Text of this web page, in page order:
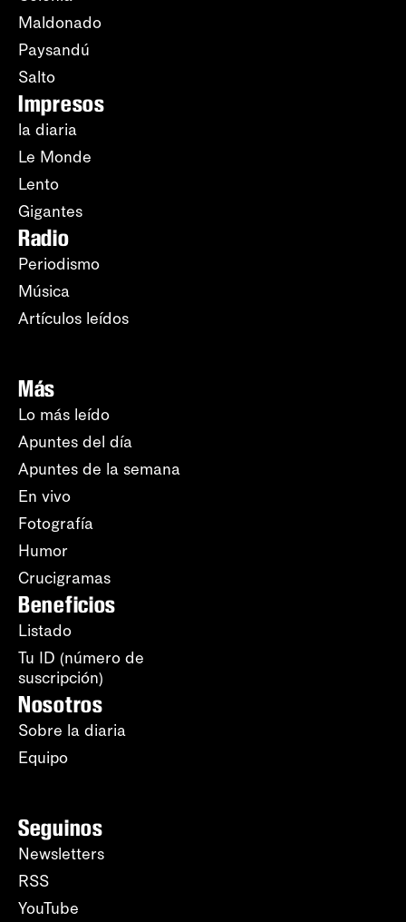
Maldonado
Paysandú
Salto
Impresos
la diaria
Le Monde
Lento
Gigantes
Radio
Periodismo
Música
Artículos leídos
Más
Lo más leído
Apuntes del día
Apuntes de la semana
En vivo
Fotografía
Humor
Crucigramas
Beneficios
Listado
Tu ID (número de
suscripción)
Nosotros
Sobre la diaria
Equipo
Seguinos
Newsletters
RSS
YouTube